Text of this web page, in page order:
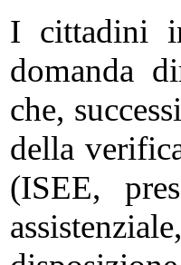
I cittadini
domanda
che,
della
(ISEE,